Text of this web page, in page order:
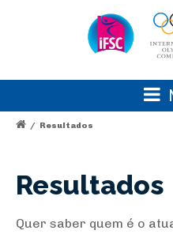
/ Resultados
Resultados
Quer saber quem é o